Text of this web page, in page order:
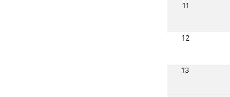
11
12
13